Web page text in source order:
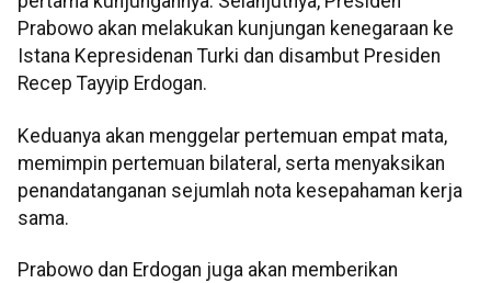
Prabowo akan melakukan kunjungan kenegaraan ke
Istana Kepresidenan Turki dan disambut Presiden
Recep Tayyip Erdogan.
Keduanya akan menggelar pertemuan empat mata,
memimpin pertemuan bilateral, serta menyaksikan
penandatanganan sejumlah nota kesepahaman kerja
sama.
Prabowo dan Erdogan juga akan memberikan